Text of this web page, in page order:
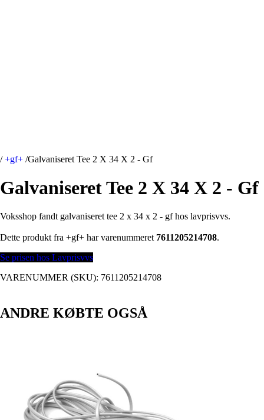
/ +gf+ /Galvaniseret Tee 2 X 34 X 2 - Gf
Galvaniseret Tee 2 X 34 X 2 - Gf
Voksshop fandt galvaniseret tee 2 x 34 x 2 - gf hos lavprisvvs.
Dette produkt fra +gf+ har varenummeret 7611205214708.
Se prisen hos Lavprisvvs
VARENUMMER (SKU): 7611205214708
ANDRE KØBTE OGSÅ